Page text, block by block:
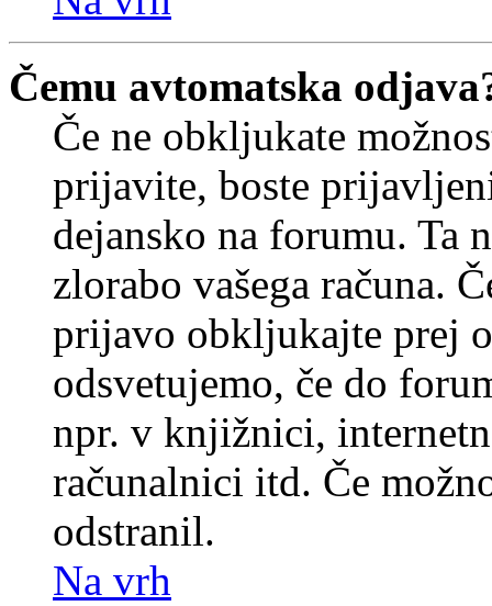
Čemu avtomatska
Če ne obkljukate
prijavite, boste
dejansko na forumu. Ta
zlorabo vašega računa.
prijavo obkljukajte prej
odsvetujemo, če do
npr. v knjižnici,
računalnici itd. Če
odstranil.
Na vrh